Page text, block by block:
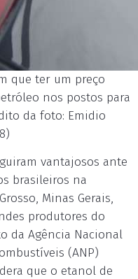
que ter um preço
nos postos para
da foto: Emidio
vantajosos ante
brasileiros na
Minas Gerais,
produtores do
da Agência Nacional
(ANP)
que o etanol de